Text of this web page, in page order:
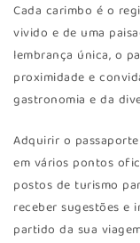
Cada carimbo é o
vivido e de uma
lembrança única, o
proximidade e
gastronomia e da
Adquirir o
em vários pontos
postos de turismo
receber sugestões e
partido da sua